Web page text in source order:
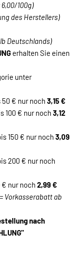
100g)
des Herstellers)
Deutschlands)
erhalten Sie einen
unter
€ nur noch 3,15 €
100 € nur noch 3,12
150 € nur noch 3,09
200 € nur noch
nur noch 2,99 €
Vorkasserabatt ab
nach